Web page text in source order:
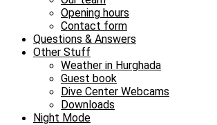
Opening hours
Contact form
Questions & Answers
Other Stuff
Weather in Hurghada
Guest book
Dive Center Webcams
Downloads
Night Mode